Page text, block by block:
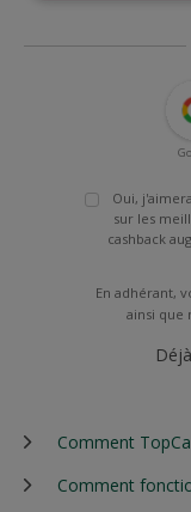
Oui,
sur les
cashback
En adhérant,
ainsi que
Comment
Comment